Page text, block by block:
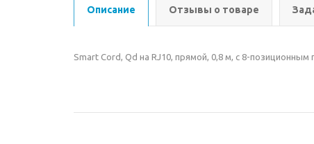
Описание Отзывы о товаре
Smart Cord, Qd на RJ10, прямой, 0,8 м, с 8-